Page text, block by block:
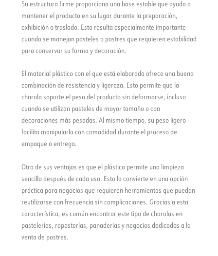
Su estructura firme proporciona una base estable que ayuda a
mantener el producto en su lugar durante la preparación,
exhibición o traslado. Esto resulta especialmente importante
cuando se manejan pasteles o postres que requieren estabilidad
para conservar su forma y decoración.
El material plástico con el que está elaborada ofrece una buena
combinación de resistencia y ligereza. Esto permite que la
charola soporte el peso del producto sin deformarse, incluso
cuando se utilizan pasteles de mayor tamaño o con
decoraciones más pesadas. Al mismo tiempo, su peso ligero
facilita manipularla con comodidad durante el proceso de
empaque o entrega.
Otra de sus ventajas es que el plástico permite una limpieza
sencilla después de cada uso. Esto la convierte en una opción
práctica para negocios que requieren herramientas que puedan
reutilizarse con frecuencia sin complicaciones. Gracias a esta
característica, es común encontrar este tipo de charolas en
pastelerías, reposterías, panaderías y negocios dedicados a la
venta de postres.